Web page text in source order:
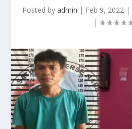
Posted by admin | Feb 9, 2022 |
|